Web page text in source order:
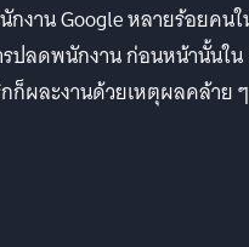
งาน Google หลายร้อยคน
ปลดพนักงาน ก่อนหน้านั้นใน
ก็ผละงานด้วยเหตุผลคล้าย ๆ